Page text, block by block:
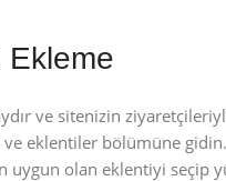
Ekleme
ve sitenizin
eklentiler bölümüne gidin.
uygun olan eklentiyi seçip